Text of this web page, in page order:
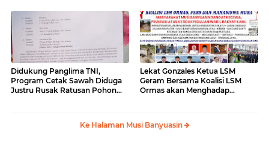
Kelapangan Sikat Bersih Mafia
Minyak di Area Tersebut
Didukung Panglima TNI,
Program Cetak Sawah Diduga
Justru Rusak Ratusan Pohon
Lekat Gonzales Ketua LSM
Geram Bersama Koalisi LSM
Ormas akan Menghadap
Ke Halaman Musi Banyuasin